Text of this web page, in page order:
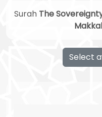
Surah The
Select